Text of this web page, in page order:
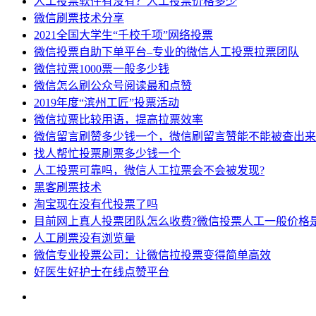
微信刷票技术分享
2021全国大学生“千校千项”网络投票
微信投票自助下单平台–专业的微信人工投票拉票团队
微信拉票1000票一般多少钱
微信怎么刷公众号阅读最和点赞
2019年度“滨州工匠”投票活动
微信拉票比较用语，提高拉票效率
微信留言刷赞多少钱一个，微信刷留言赞能不能被查出来
找人帮忙投票刷票多少钱一个
人工投票可靠吗，微信人工拉票会不会被发现?
黑客刷票技术
淘宝现在没有代投票了吗
目前网上真人投票团队怎么收费?微信投票人工一般价格
人工刷票没有浏览量
微信专业投票公司：让微信拉投票变得简单高效
好医生好护士在线点赞平台